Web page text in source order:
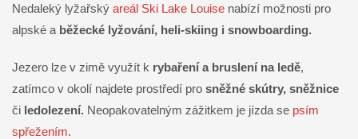
Nedaleký lyžařský areál Ski Lake Louise nabízí možnosti pro
alpské a běžecké lyžování, heli-skiing i snowboarding.
Jezero lze v zimě využít k rybaření a bruslení na ledě,
zatímco v okolí najdete prostředí pro sněžné skútry, sněžnice
či ledolezení. Neopakovatelným zážitkem je jízda se psím
spřežením.